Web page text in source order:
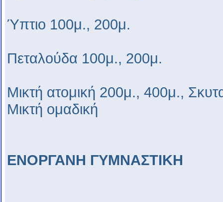
Ύπτιο 100μ., 200μ.
Πεταλούδα 100μ., 200μ.
Μικτή ατομική 200μ., 400μ.,
Μικτή ομαδική
ΕΝΟΡΓΑΝΗ ΓΥΜΝΑΣΤΙΚΗ